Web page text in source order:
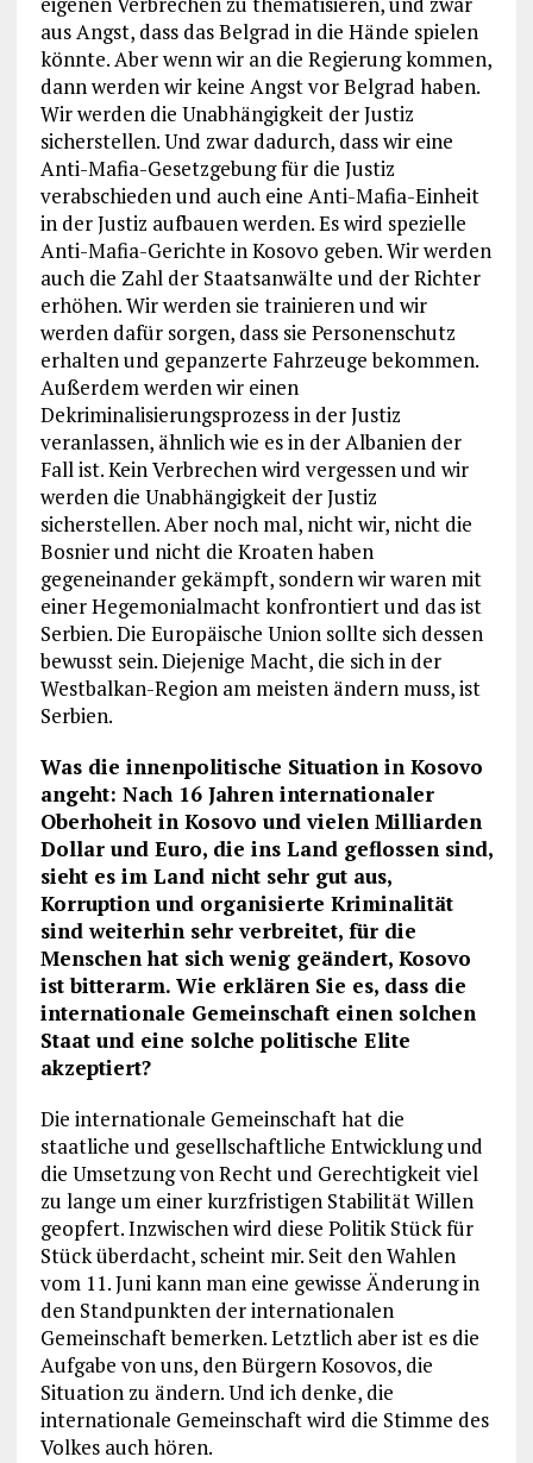
aus Angst, dass das Belgrad in die Hände spielen
könnte. Aber wenn wir an die Regierung kommen,
dann werden wir keine Angst vor Belgrad haben.
Wir werden die Unabhängigkeit der Justiz
sicherstellen. Und zwar dadurch, dass wir eine
Anti-Mafia-Gesetzgebung für die Justiz
verabschieden und auch eine Anti-Mafia-Einheit
in der Justiz aufbauen werden. Es wird spezielle
Anti-Mafia-Gerichte in Kosovo geben. Wir werden
auch die Zahl der Staatsanwälte und der Richter
erhöhen. Wir werden sie trainieren und wir
werden dafür sorgen, dass sie Personenschutz
erhalten und gepanzerte Fahrzeuge bekommen.
Außerdem werden wir einen
Dekriminalisierungsprozess in der Justiz
veranlassen, ähnlich wie es in der Albanien der
Fall ist. Kein Verbrechen wird vergessen und wir
werden die Unabhängigkeit der Justiz
sicherstellen. Aber noch mal, nicht wir, nicht die
Bosnier und nicht die Kroaten haben
gegeneinander gekämpft, sondern wir waren mit
einer Hegemonialmacht konfrontiert und das ist
Serbien. Die Europäische Union sollte sich dessen
bewusst sein. Diejenige Macht, die sich in der
Westbalkan-Region am meisten ändern muss, ist
Serbien.
Was die innenpolitische Situation in Kosovo
angeht: Nach 16 Jahren internationaler
Oberhoheit in Kosovo und vielen Milliarden
Dollar und Euro, die ins Land geflossen sind,
sieht es im Land nicht sehr gut aus,
Korruption und organisierte Kriminalität
sind weiterhin sehr verbreitet, für die
Menschen hat sich wenig geändert, Kosovo
ist bitterarm. Wie erklären Sie es, dass die
internationale Gemeinschaft einen solchen
Staat und eine solche politische Elite
akzeptiert?
Die internationale Gemeinschaft hat die
staatliche und gesellschaftliche Entwicklung und
die Umsetzung von Recht und Gerechtigkeit viel
zu lange um einer kurzfristigen Stabilität Willen
geopfert. Inzwischen wird diese Politik Stück für
Stück überdacht, scheint mir. Seit den Wahlen
vom 11. Juni kann man eine gewisse Änderung in
den Standpunkten der internationalen
Gemeinschaft bemerken. Letztlich aber ist es die
Aufgabe von uns, den Bürgern Kosovos, die
Situation zu ändern. Und ich denke, die
internationale Gemeinschaft wird die Stimme des
Volkes auch hören.